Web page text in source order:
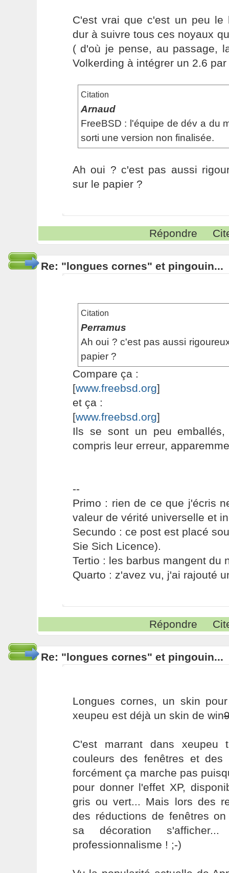
C'est vrai que c'est un peu le
dur à suivre tous ces noyaux
( d'où je pense, au passage,
Volkerding à intégrer un 2.6
Citation
Arnaud
FreeBSD : l'équipe de dév a du
sorti une version non finalisée.
Ah oui ? c'est pas aussi
sur le papier ?
Répondre
Re: "longues cornes" et pingouin...
Citation
Perramus
Ah oui ? c'est pas aussi
papier ?
Compare ça :
[www.freebsd.org]
et ça :
[www.freebsd.org]
Ils se sont un peu
compris leur erreur,
--
Primo : rien de ce que j'écris
valeur de vérité universelle et
Secundo : ce post est placé
Sie Sich Licence).
Tertio : les barbus mangent du
Quarto : z'avez vu, j'ai rajouté
Répondre
Re: "longues cornes" et pingouin...
Longues cornes, un skin
xeupeu est déjà un skin de win
C'est marrant dans xeupeu
couleurs des fenêtres et
forcément ça marche pas
pour donner l'effet XP,
gris ou vert... Mais lors des
des réductions de fenêtres
sa décoration
professionnalisme ! ;-)